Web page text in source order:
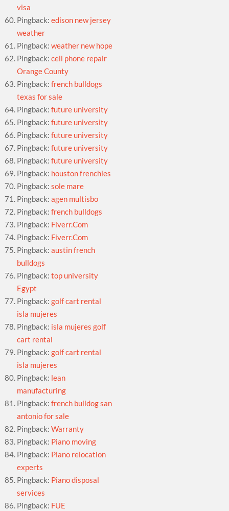
visa
Pingback:edison new jersey
weather
Pingback:weather new hope
Pingback:cell phone repair
Orange County
Pingback:french bulldogs
texas for sale
Pingback:future university
Pingback:future university
Pingback:future university
Pingback:future university
Pingback:future university
Pingback: houston frenchies
Pingback:sole mare
Pingback:agen multisbo
Pingback:french bulldogs
Pingback: Fiverr.Com
Pingback: Fiverr.Com
Pingback:austin french
bulldogs
Pingback:top university
Egypt
Pingback:golf cart rental
isla mujeres
Pingback: isla mujeres golf
cart rental
Pingback:golf cart rental
isla mujeres
Pingback: lean
manufacturing
Pingback:french bulldog san
antonio for sale
Pingback:Warranty
Pingback: Piano moving
Pingback: Piano relocation
experts
Pingback: Piano disposal
services
Pingback: FUE